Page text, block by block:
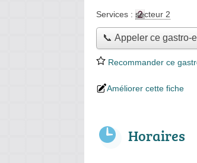
Services : secteur 2
📞 Appeler ce gastro-
Recommander ce
Améliorer cette fiche
Horaires